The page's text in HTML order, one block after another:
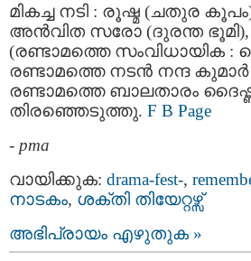
മികച്ച നടി : രൂഷ്മ (ചതുര
അൻവിത സരോ (ദുരന്ത ഭൂമി),
(രണ്ടാമത്തെ സംവിധായിക :
രണ്ടാമത്തെ നടൻ നന്ദ
രണ്ടാമത്തെ ബാലതാരം
തിരഞ്ഞെടുത്തു. F B Page
- pma
വായിക്കുക: drama-fest-,
നാടകം, ശക്തി തിയേറ്റഴ്സ്
അഭിപ്രായം എഴുതുക »